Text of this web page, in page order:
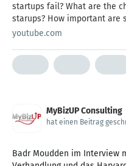
startups fail? What are the
starups? How important are
contact to contract for B2B
youtube.com
MyBizUP Consulting
hat einen Beitrag
Badr Moudden im Interview